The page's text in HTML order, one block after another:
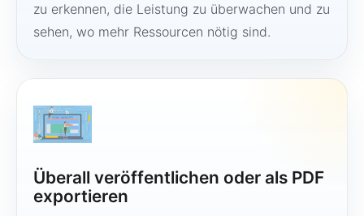
zu erkennen, die Leistung zu überwachen und zu
sehen, wo mehr Ressourcen nötig sind.
Überall veröffentlichen oder als PDF
exportieren